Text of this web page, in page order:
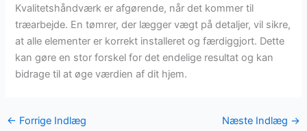
Kvalitetshåndværk er afgørende, når det kommer til
træarbejde. En tømrer, der lægger vægt på detaljer, vil sikre,
at alle elementer er korrekt installeret og færdiggjort. Dette
kan gøre en stor forskel for det endelige resultat og kan
bidrage til at øge værdien af dit hjem.
← Forrige Indlæg Næste Indlæg →